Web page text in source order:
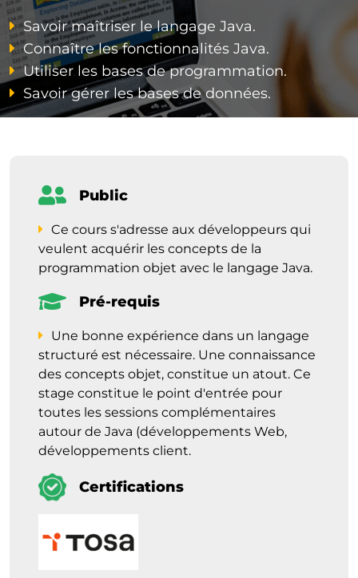
Savoir maîtriser le langage Java.
Connaître les fonctionnalités Java.
Utiliser les bases de programmation.
Savoir gérer les bases de données.
Public
Ce cours s'adresse aux développeurs qui
veulent acquérir les concepts de la
programmation objet avec le langage Java.
Pré-requis
Une bonne expérience dans un langage
structuré est nécessaire. Une connaissance
des concepts objet, constitue un atout. Ce
stage constitue le point d'entrée pour
toutes les sessions complémentaires
autour de Java (développements Web,
développements client.
Certifications